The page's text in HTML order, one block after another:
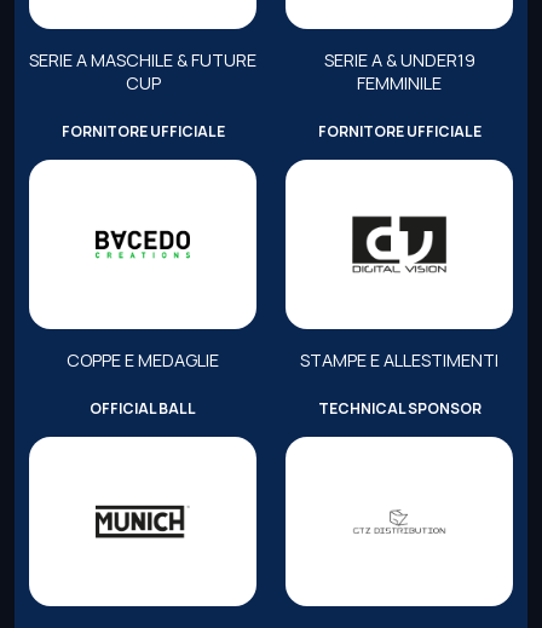
SERIE A MASCHILE & FUTURE
CUP
SERIE A & UNDER19
FEMMINILE
FORNITORE UFFICIALE
COPPE E MEDAGLIE
FORNITORE UFFICIALE
STAMPE E ALLESTIMENTI
OFFICIAL BALL TECHNICAL SPONSOR